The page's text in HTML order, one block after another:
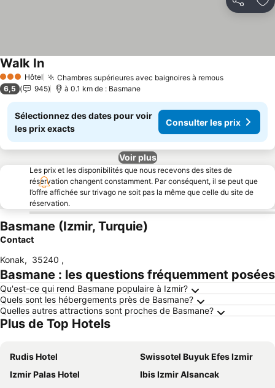
Partager
3 ÉtoilesHôtel Chambres supérieures avec baignoires à remousConsulter
Walk InConsulter les prix
6,5 945 à 0.1 km de : Basmane
Sélectionnez des dates pour voir
les prix exacts
Consulter les prix
Voir plus
Les prix et les disponibilités que nous recevons des sites de
réservation changent constamment. Par conséquent, il se peut que
l’offre affichée sur trivago ne soit pas la même que celle du site de
réservation.
Basmane (Izmir, Turquie)
Contact
Konak, 35240 ,
Basmane : les questions fréquemment posées
Qu'est-ce qui rend Basmane populaire à Izmir?
Quels sont les hébergements près de Basmane?
Quelles autres attractions sont proches de Basmane?
Plus de Top Hotels
Rudis Hotel
Swissotel Buyuk Efes Izmir
Izmir Palas Hotel
Ibis Izmir Alsancak